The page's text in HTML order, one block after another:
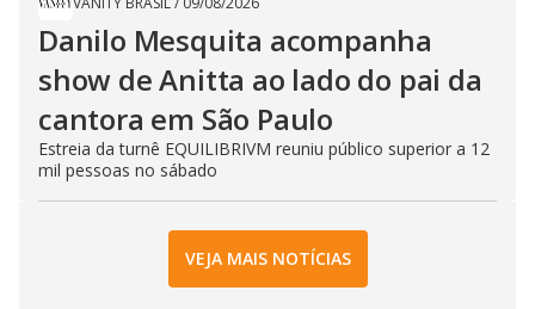
Danilo Mesquita acompanha
show de Anitta ao lado do pai da
cantora em São Paulo
Estreia da turnê EQUILIBRIVM reuniu público superior a 12
mil pessoas no sábado
VEJA MAIS NOTÍCIAS